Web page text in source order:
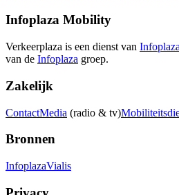
Infoplaza Mobility
Verkeerplaza is een dienst van
van de Infoplaza groep.
Zakelijk
ContactMedia (radio & tv)
Bronnen
InfoplazaVialis